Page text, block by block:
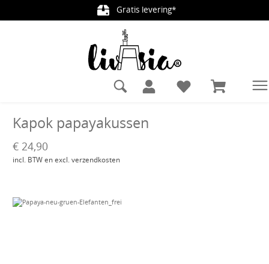
Gratis levering*
Kapok papayakussen
€ 24,90
incl. BTW en excl. verzendkosten
Afbeeldingengalerij overslaan